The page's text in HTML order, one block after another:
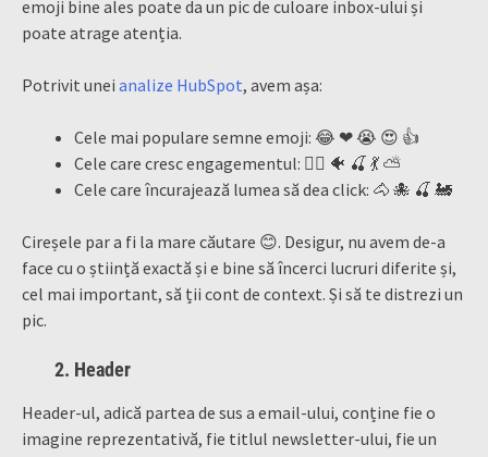
emoji bine ales poate da un pic de culoare inbox-ului și
poate atrage atenția.
Potrivit unei analize HubSpot, avem așa:
Cele mai populare semne emoji: 😂 ❤ 😭 😍 👍
Cele care cresc engagementul: 🙆‍♀️ 🐠 🍒 💃 ⛅
Cele care încurajează lumea să dea click: 🐴 🐙 🍒 🚂
Cireșele par a fi la mare căutare 😊. Desigur, nu avem de-a
face cu o știință exactă și e bine să încerci lucruri diferite și,
cel mai important, să ții cont de context. Și să te distrezi un
pic.
2. Header
Header-ul, adică partea de sus a email-ului, conține fie o
imagine reprezentativă, fie titlul newsletter-ului, fie un